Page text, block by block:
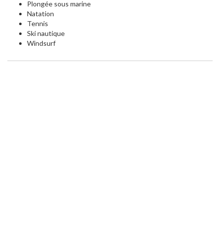
Plongée sous marine
Natation
Tennis
Ski nautique
Windsurf